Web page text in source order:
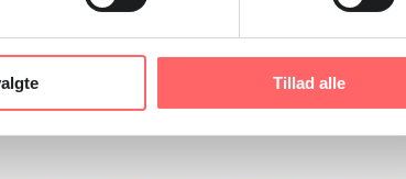
Tillad alle